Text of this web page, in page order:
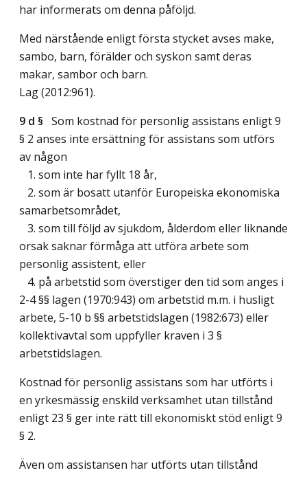
har informerats om denna påföljd.
Med närstående enligt första stycket avses make,
sambo, barn, förälder och syskon samt deras
makar, sambor och barn.
Lag (2012:961).
9 d § Som kostnad för personlig assistans enligt 9
§ 2 anses inte ersättning för assistans som utförs
av någon
1. som inte har fyllt 18 år,
2. som är bosatt utanför Europeiska ekonomiska
samarbetsområdet,
3. som till följd av sjukdom, ålderdom eller liknande
orsak saknar förmåga att utföra arbete som
personlig assistent, eller
4. på arbetstid som överstiger den tid som anges i
2-4 §§ lagen (1970:943) om arbetstid m.m. i husligt
arbete, 5-10 b §§ arbetstidslagen (1982:673) eller
kollektivavtal som uppfyller kraven i 3 §
arbetstidslagen.
Kostnad för personlig assistans som har utförts i
en yrkesmässig enskild verksamhet utan tillstånd
enligt 23 § ger inte rätt till ekonomiskt stöd enligt 9
§ 2.
Även om assistansen har utförts utan tillstånd